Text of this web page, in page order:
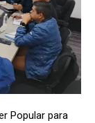
Popular para